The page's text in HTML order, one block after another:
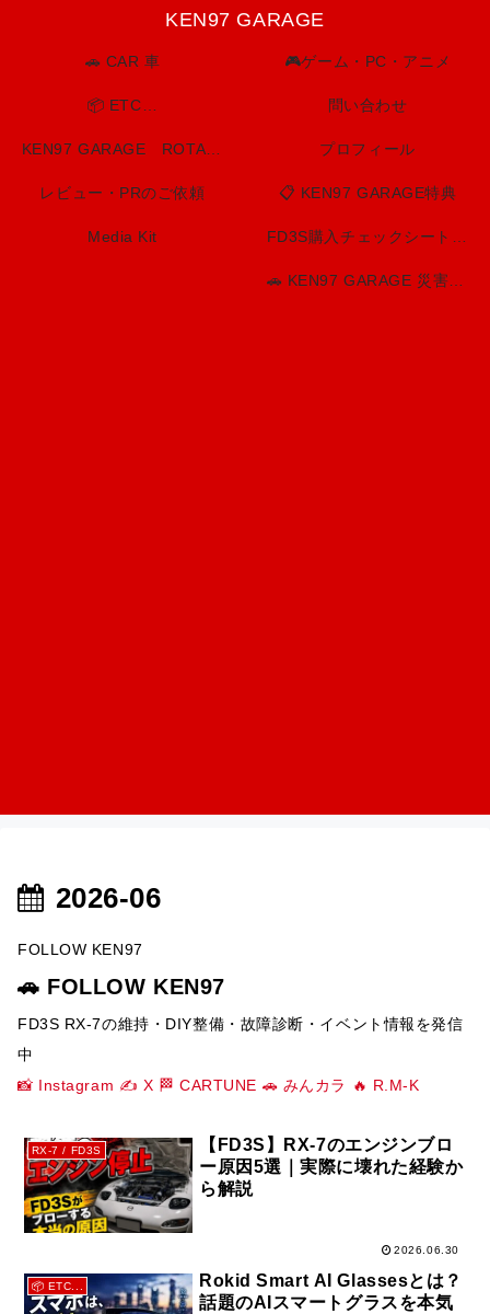
KEN97 GARAGE
🚗 CAR 車 🎮ゲーム・PC・アニメ
📦 ETC… 問い合わせ
プロフィール
レビュー・PRのご依頼 📋 KEN97 GARAGE特典
Media Kit
2026-06
FOLLOW KEN97
🚗 FOLLOW KEN97
FD3S RX-7の維持・DIY整備・故障診断・イベント情報を発信
中
📸 Instagram ✍️ X 🏁 CARTUNE 🚗 みんカラ 🔥 R.M-K
RX-7 / FD3S
【FD3S】RX-7のエンジンブロ
ー原因5選｜実際に壊れた経験か
ら解説
2026.06.30
📦 ETC...
Rokid Smart AI Glassesとは？
話題のAIスマートグラスを本気